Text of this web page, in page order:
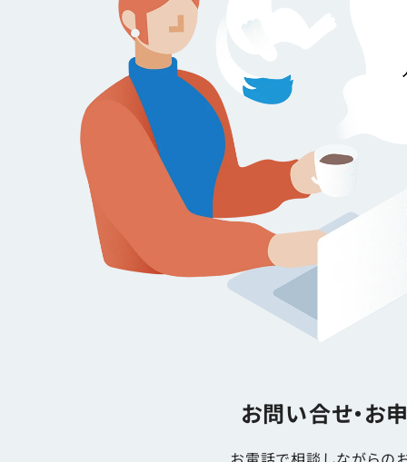
お問い合せ・お